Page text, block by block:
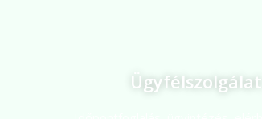
Ügyfélszolgálat